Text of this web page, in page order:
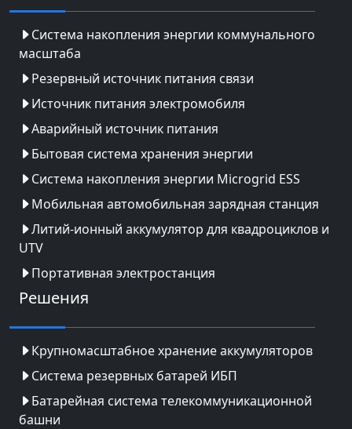
Система накопления энергии коммунального
масштаба
Резервный источник питания связи
Источник питания электромобиля
Аварийный источник питания
Бытовая система хранения энергии
Система накопления энергии Microgrid ESS
Мобильная автомобильная зарядная станция
Литий-ионный аккумулятор для квадроциклов и
UTV
Портативная электростанция
Решения
Крупномасштабное хранение аккумуляторов
Система резервных батарей ИБП
Батарейная система телекоммуникационной
башни